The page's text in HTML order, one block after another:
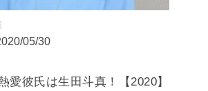
05/30
愛彼氏は生田斗真！【2020】